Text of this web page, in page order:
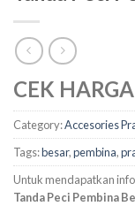
CEK HARGA
Category:Accesories
Tags:besar,pembina,
Untuk mendapatkan
Tanda Peci Pembina